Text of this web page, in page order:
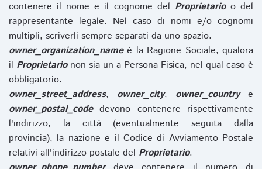
contenere il nome e il cognome del Proprietarioo del
rappresentante legale. Nel caso di nomi e/o cognomi
multipli, scriverli sempre separati da uno spazio.
owner_organization_nameè la Ragione Sociale, qualora
il Proprietarionon sia un a Persona Fisica, nel qual caso è
obbligatorio.
owner_street_address, owner_city, owner_countrye
owner_postal_codedevono contenere rispettivamente
l'indirizzo, la città (eventualmente seguita dalla
provincia), la nazione e il Codice di Avviamento Postale
relativi all'indirizzo postale del Proprietario.